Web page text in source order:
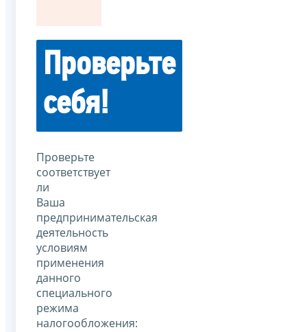
Проверьте
себя!
Проверьте
соответствует
ли
Ваша
предпринимательская
деятельность
условиям
применения
данного
специального
режима
налогообложения: